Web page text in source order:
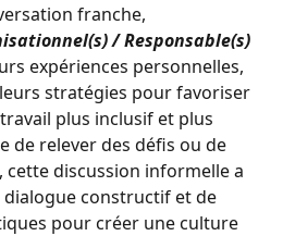
franche,
/ Responsable(s)
expériences personnelles,
stratégies pour favoriser
plus inclusif et plus
de relever des défis ou de
cette discussion informelle a
constructif et de
pour créer une culture